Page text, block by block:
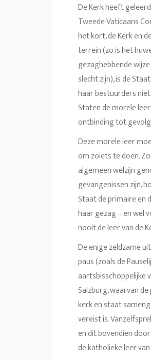
De Kerk heeft
Tweede Vaticaans
het kort, de Kerk en
terrein (zo is het
gezaghebbende
slecht zijn), is de
haar bestuurders
Staten de morele
ontbinding tot
Deze morele leer
om zoiets te doen.
algemeen welzijn
gevangenissen zijn,
Staat de primaire en
haar gezag – en wel
nooit de leer van de
De enige zeldzame
paus (zoals de
aartsbisschoppelijke
Salzburg, waarvan
kerk en staat
vereist is.
en dit bovendien
de katholieke leer van